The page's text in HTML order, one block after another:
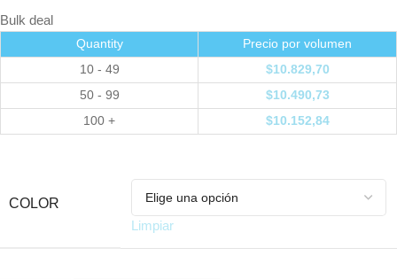
Bulk deal
Quantity
Precio por volumen
10 - 49
$10.829,70
50 - 99
$10.490,73
100 +
$10.152,84
COLOR
Limpiar